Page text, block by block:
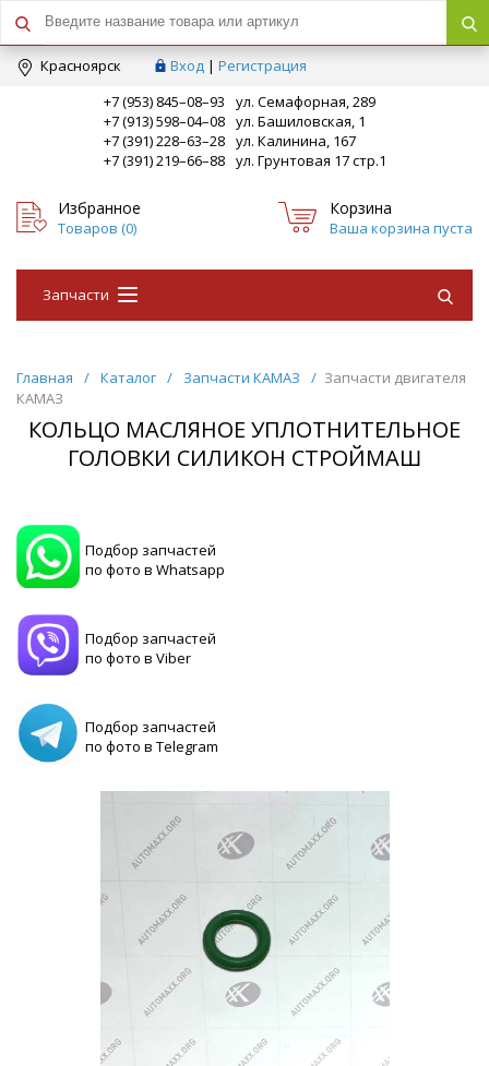
Краcноярск Вход | Регистрация
+7 (953) 845–08–93
ул. Семафорная, 289
+7 (913) 598–04–08 ул. Башиловская, 1
+7 (391) 228–63–28 ул. Калинина, 167
+7 (391) 219–66–88 ул. Грунтовая 17 стр.1
Избранное
Товаров (0)
Корзина
Ваша корзина пуста
Запчасти
Главная / Каталог / Запчасти КАМАЗ / Запчасти двигателя
КАМАЗ
КОЛЬЦО МАСЛЯНОЕ УПЛОТНИТЕЛЬНОЕ
ГОЛОВКИ СИЛИКОН СТРОЙМАШ
Подбор запчастей
по фото в Whatsapp
Подбор запчастей
по фото в Viber
Подбор запчастей
по фото в Telegram